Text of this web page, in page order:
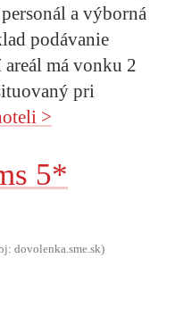
a výborná
podávanie
má vonku 2
pri
>
5*
dovolenka.sme.sk)